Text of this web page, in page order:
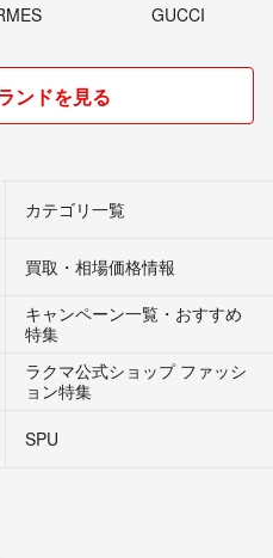
GUCCI
ンドを見る
カテゴリ一覧
買取・相場価格情報
キャンペーン一覧・おすすめ
特集
ラクマ公式ショップ ファッシ
ョン特集
SPU